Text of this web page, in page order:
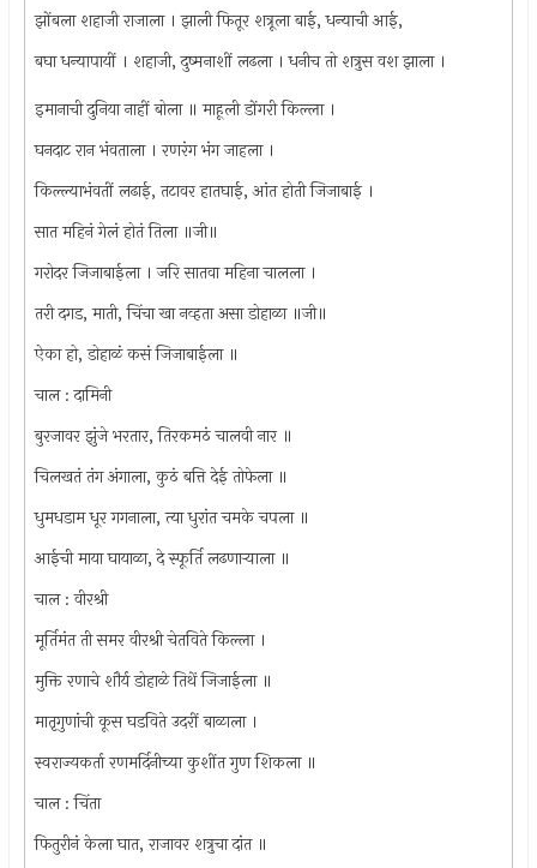
झोंबला शहाजी राजाला । झाली फितूर शत्रूला बाई, धन्याची आई,
बघा धन्यापायीं । शहाजी, दुष्मनाशीं लढला । धनीच तो शत्रुस वश झाला ।
इमानाची दुनिया नाहीं बोला ॥ माहूली डोंगरी किल्ला ।
घनदाट रान भंवताला । रणरंग भंग जाहला ।
किल्ल्याभंवतीं लढाई, तटावर हातघाई, आंत होती जिजाबाई ।
सात महिनं गेलं होतं तिला ॥जी॥
गरोदर जिजाबाईला । जरि सातवा महिना चालला ।
तरी दगड, माती, चिंचा खा नव्हता असा डोहाळा ॥जी॥
ऐका हो, डोहाळं कसं जिजाबाईला ॥
चाल : दामिनी
बुरजावर झुंजे भरतार, तिरकमठं चालवी नार ॥
चिलखतं तंग अंगाला, कुठं बत्ति देई तोफेला ॥
धुमधडाम धूर गगनाला, त्या धुरांत चमके चपला ॥
आईची माया घायाळा, दे स्फूर्ति लढणार्‍याला ॥
चाल : वीरश्री
मूर्तिमंत ती समर वीरश्री चेतविते किल्ला ।
मुक्ति रणाचे शौर्य डोहाळे तिथें जिजाईला ॥
मातृगुणांची कूस घडविते उदरीं बाळाला ।
स्वराज्यकर्ता रणमर्दिनीच्या कुशींत गुण शिकला ॥
चाल : चिंता
फितुरीनं केला घात, राजावर शत्रुचा दांत ॥